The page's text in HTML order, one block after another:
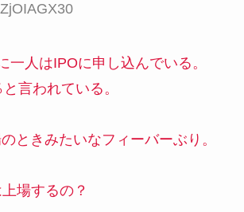
一人はIPOに申し込んでいる。
言われている。
ときみたいなフィーバーぶり。
場するの？